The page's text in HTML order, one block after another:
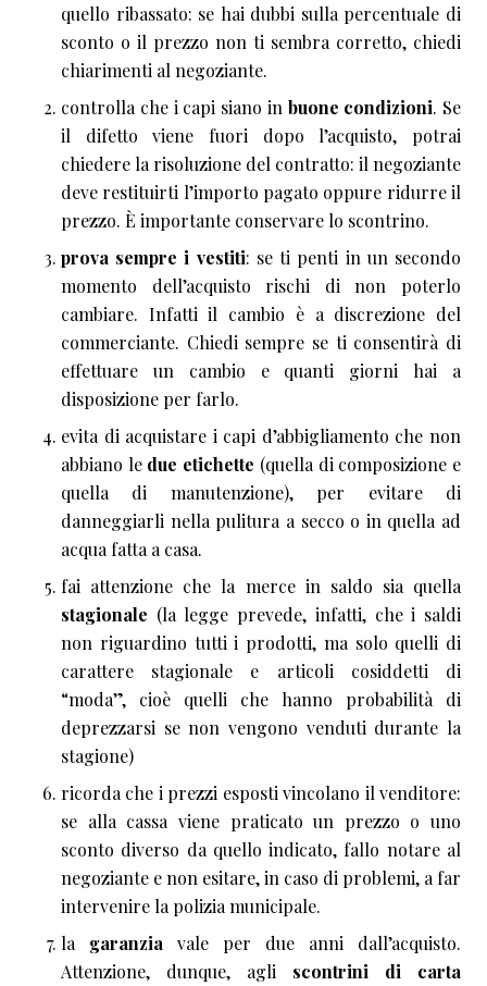
quello ribassato: se hai dubbi sulla percentuale di
sconto o il prezzo non ti sembra corretto, chiedi
chiarimenti al negoziante.
controlla che i capi siano in buone condizioni. Se
il difetto viene fuori dopo l’acquisto, potrai
chiedere la risoluzione del contratto: il negoziante
deve restituirti l’importo pagato oppure ridurre il
prezzo. È importante conservare lo scontrino.
prova sempre i vestiti: se ti penti in un secondo
momento dell’acquisto rischi di non poterlo
cambiare. Infatti il cambio è a discrezione del
commerciante. Chiedi sempre se ti consentirà di
effettuare un cambio e quanti giorni hai a
disposizione per farlo.
evita di acquistare i capi d’abbigliamento che non
abbiano ledue etichette (quella di composizione e
quella di manutenzione), per evitare di
danneggiarli nella pulitura a secco o in quella ad
acqua fatta a casa.
fai attenzione che la merce in saldo sia quella
stagionale (la legge prevede, infatti, che i saldi
non riguardino tutti i prodotti, ma solo quelli di
carattere stagionale e articoli cosiddetti di
“moda”, cioè quelli che hanno probabilità di
deprezzarsi se non vengono venduti durante la
stagione)
ricorda che i prezzi esposti vincolano il venditore:
se alla cassa viene praticato un prezzo o uno
sconto diverso da quello indicato, fallo notare al
negoziante e non esitare, in caso di problemi, a far
intervenire la polizia municipale.
la garanzia vale per due anni dall’acquisto.
Attenzione, dunque, agli scontrini di carta